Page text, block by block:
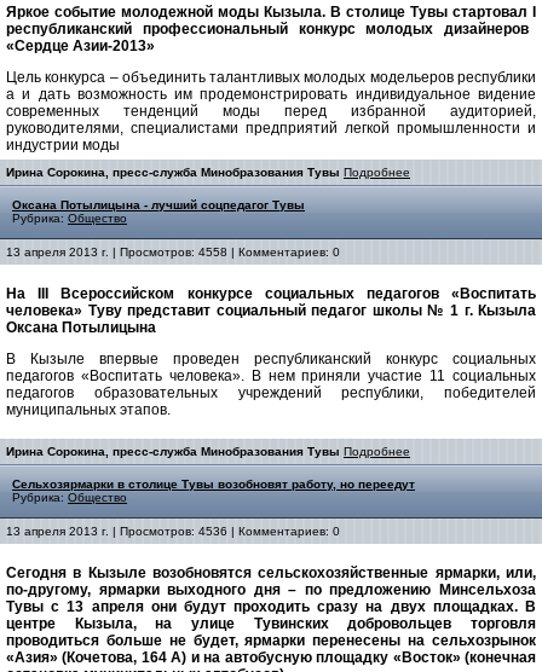
Яркое событие молодежной моды Кызыла. В столице Тувы стартовал
республиканский профессиональный конкурс молодых дизайнеров
«Сердце Азии-2013»
Цель конкурса – объединить талантливых молодых модельеров республики
а и дать возможность им продемонстрировать индивидуальное видение
современных тенденций моды перед избранной аудиторией,
руководителями, специалистами предприятий легкой промышленности и
индустрии моды
Ирина Сорокина, пресс-служба Минобразования Тувы Подробнее
Оксана Потылицына - лучший соцпедагог Тувы
Рубрика: Общество
13 апреля 2013 г. | Просмотров: 4558 | Комментариев: 0
На
Всероссийском конкурсе социальных педагогов «Воспитать
человека» Туву представит социальный педагог школы № 1 г. Кызыла
Оксана Потылицына
В Кызыле впервые проведен республиканский конкурс социальных
педагогов «Воспитать человека». В нем приняли участие 11 социальных
педагогов образовательных учреждений республики, победителей
муниципальных этапов.
Ирина Сорокина, пресс-служба Минобразования Тувы Подробнее
Сельхозярмарки в столице Тувы возобновят работу, но переедут
Рубрика: Общество
13 апреля 2013 г. | Просмотров: 4536 | Комментариев: 0
Сегодня в Кызыле возобновятся сельскохозяйственные ярмарки, или,
по-другому, ярмарки выходного дня – по предложению Минсельхоза
Тувы с 13 апреля они будут проходить сразу на двух площадках. В
центре Кызыла, на улице Тувинских добровольцев торговля
проводиться больше не будет, ярмарки перенесены на сельхозрынок
«Азия» (Кочетова, 164 А) и на автобусную площадку «Восток» (конечная